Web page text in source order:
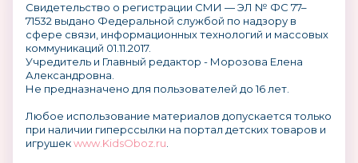
Свидетельство о регистрации СМИ — ЭЛ № ФС 77–
71532 выдано Федеральной службой по надзору в
сфере связи, информационных технологий и массовых
коммуникаций 01.11.2017.
Учредитель и Главный редактор - Морозова Елена
Александровна.
Не предназначено для пользователей до 16 лет.
Любое использование материалов допускается только
при наличии гиперссылки на портал детских товаров и
игрушекwww.KidsOboz.ru